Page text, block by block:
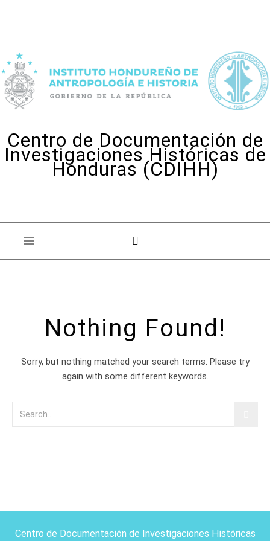
Centro de Documentación de
Investigaciones Históricas de
Honduras (CDIHH)
Nothing Found!
Sorry, but nothing matched your search terms. Please try
again with some different keywords.
Centro de Documentación de Investigaciones Históricas